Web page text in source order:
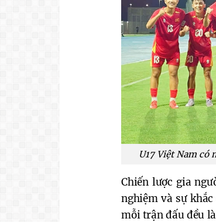
U17 Việt Nam có
Chiến lược gia
nghiệm và sự
mỗi trận đấu đều